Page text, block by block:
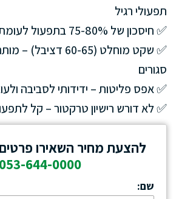
תפעולי רגיל
✅ חיסכון של 75-80% בתפעול לעומת טרקטור דיזל
✅ שקט מוחלט (60-65
סגורים
✅ אפס פליטות – ידידותי לסביבה
✅ לא דורש רישיון טרקטור – קל
להצעת מחיר השאירו
053-644-0000
שם: